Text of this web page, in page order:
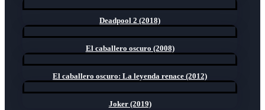
Deadpool 2 (2018)
El caballero oscuro (2008)
El caballero oscuro: La leyenda renace (2012)
Joker (2019)